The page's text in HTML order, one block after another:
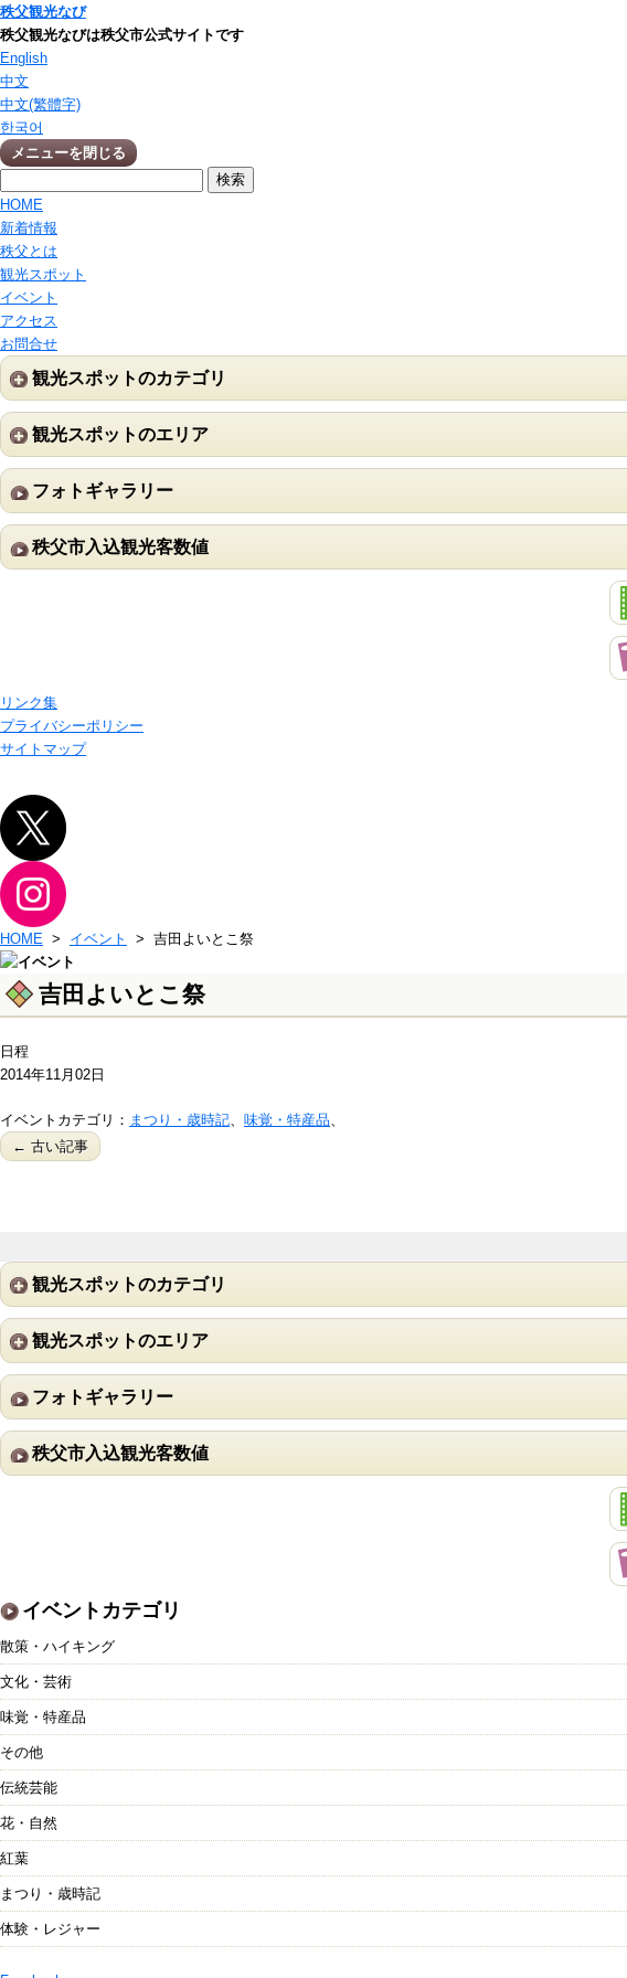
秩父観光なび
秩父観光なびは秩父市公式サイトです
English
中文
中文(繁體字)
한국어
メニューを閉じる
HOME
新着情報
秩父とは
観光スポット
イベント
アクセス
お問合せ
観光スポットのカテゴリ
観光スポットのエリア
フォトギャラリー
秩父市入込観光客数値
リンク集
プライバシーポリシー
サイトマップ
HOME > イベント > 吉田よいとこ祭
吉田よいとこ祭
日程
2014年11月02日
イベントカテゴリ： まつり・歳時記、 味覚・特産品、
← 古い記事
観光スポットのカテゴリ
観光スポットのエリア
フォトギャラリー
秩父市入込観光客数値
イベントカテゴリ
散策・ハイキング
文化・芸術
味覚・特産品
その他
伝統芸能
花・自然
紅葉
まつり・歳時記
体験・レジャー